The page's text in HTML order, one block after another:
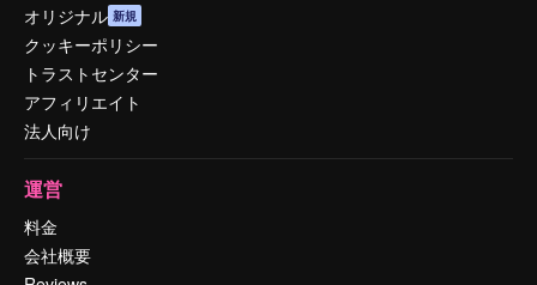
オリジナル 新規
クッキーポリシー
トラストセンター
アフィリエイト
法人向け
運営
料金
会社概要